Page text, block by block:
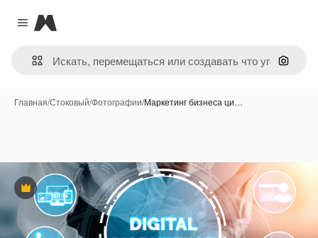
Close menu
Magnific
Поиск
Главная/Стоковый/Фотографии/Маркетинг бизнеса ци…
Премиум